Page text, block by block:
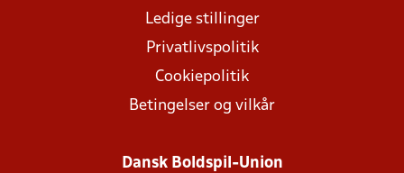
Ledige stillinger
Privatlivspolitik
Cookiepolitik
Betingelser og vilkår
Dansk Boldspil-Union